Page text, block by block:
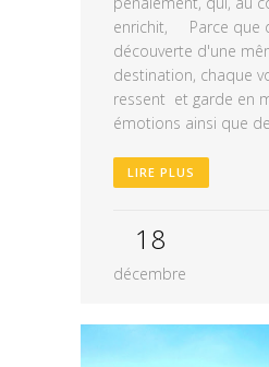
enrichit, Parce que
découverte d'une
destination, chaque
ressent et garde en
émotions ainsi que
LIRE PLUS
18
décembre